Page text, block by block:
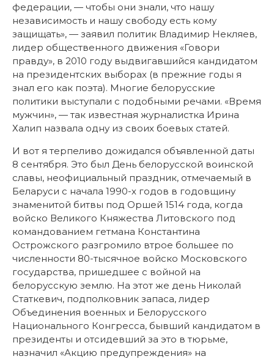
федерации, — чтобы они знали, что нашу
независимость и нашу свободу есть кому
защищать», — заявил политик Владимир Некляев,
лидер общественного движения «Говори
правду», в 2010 году выдвигавшийся кандидатом
на президентских выборах (в прежние годы я
знал его как поэта). Многие белорусские
политики выступали с подобными речами. «Время
мужчин», — так известная журналистка Ирина
Халип назвала одну из своих боевых статей.
И вот я терпеливо дожидался объявленной даты
8 сентября. Это был День белорусской воинской
славы, неофициальный праздник, отмечаемый в
Беларуси с начала 1990-х годов в годовщину
знаменитой битвы под Оршей 1514 года, когда
войско Великого Княжества Литовского под
командованием гетмана Константина
Острожского разгромило втрое большее по
численности 80-тысячное войско Московского
государства, пришедшее с войной на
белорусскую землю. На этот же день Николай
Статкевич, подполковник запаса, лидер
Объединения военных и Белорусского
Национального Конгресса, бывший кандидатом в
президенты и отсидевший за это в тюрьме,
назначил «Акцию предупреждения» на